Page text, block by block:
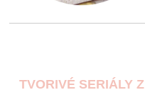
TVORIVÉ SERIÁLY Z